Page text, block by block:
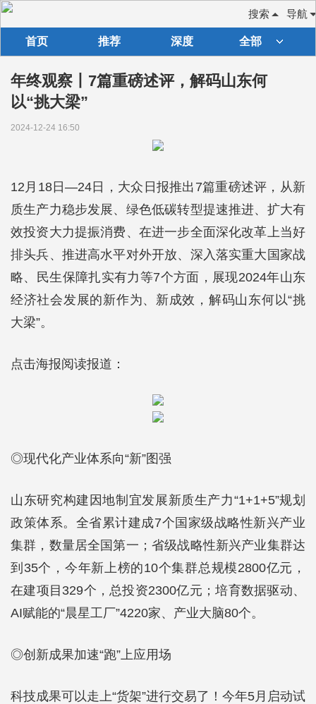
导航
搜索
首页 推荐 深度 全部
年终观察丨7篇重磅述评，解码山东何
以“挑大梁”
2024-12-24 16:50
12月18日—24日，大众日报推出7篇重磅述评，从新
质生产力稳步发展、绿色低碳转型提速推进、扩大有
效投资大力提振消费、在进一步全面深化改革上当好
排头兵、推进高水平对外开放、深入落实重大国家战
略、民生保障扎实有力等7个方面，展现2024年山东
经济社会发展的新作为、新成效，解码山东何以“挑
大梁”。
点击海报阅读报道：
◎现代化产业体系向“新”图强
山东研究构建因地制宜发展新质生产力“1+1+5”规划
政策体系。全省累计建成7个国家级战略性新兴产业
集群，数量居全国第一；省级战略性新兴产业集群达
到35个，今年新上榜的10个集群总规模2800亿元，
在建项目329个，总投资2300亿元；培育数据驱动、
AI赋能的“晨星工厂”4220家、产业大脑80个。
◎创新成果加速“跑”上应用场
科技成果可以走上“货架”进行交易了！今年5月启动试